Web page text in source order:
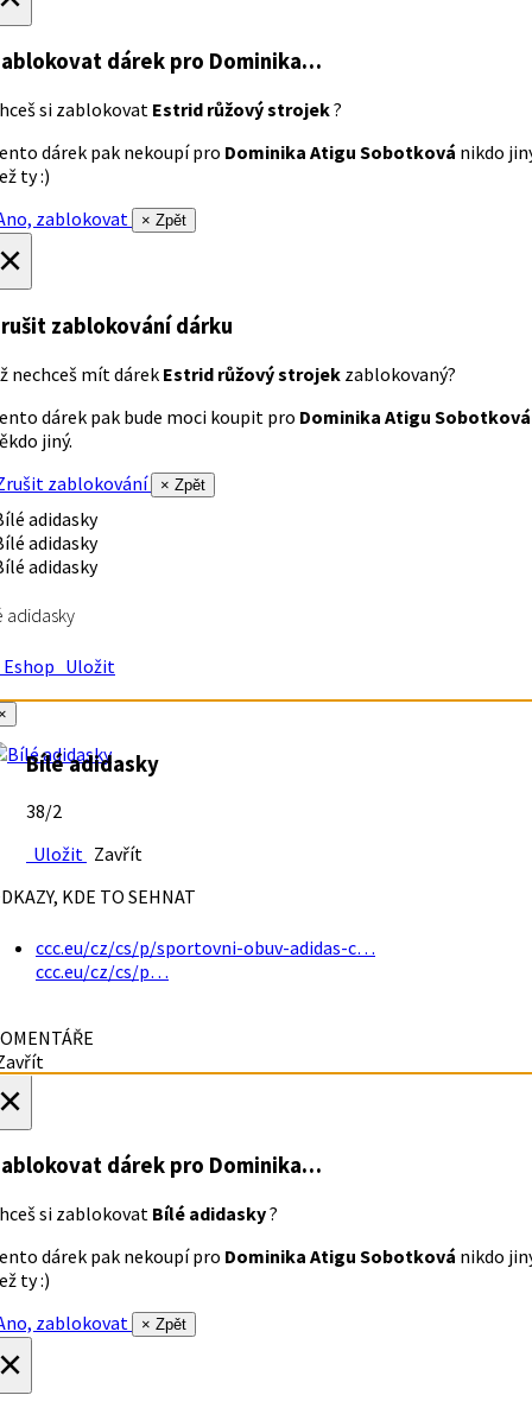
dárek pro Dominika…
si zablokovat Estrid růžový strojek?
dárek pak nekoupí pro Dominika Atigu Sobotková nikdo
ty :)
zablokovat
× Zpět
zablokování dárku
nechceš mít dárek Estrid růžový strojek zablokovaný?
dárek pak bude moci koupit pro Dominika Atigu Sobotková
jiný.
zablokování
× Zpět
adidasky
Uložit
Bílé adidasky
38/2
Uložit Zavřít
KDE TO SEHNAT
ccc.eu/cz/cs/p/sportovni-obuv-adidas-c…
ccc.eu/cz/cs/p…
dárek pro Dominika…
si zablokovat Bílé adidasky?
dárek pak nekoupí pro Dominika Atigu Sobotková nikdo
ty :)
zablokovat
× Zpět